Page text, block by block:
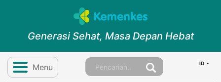
Generasi Sehat, Masa Depan Hebat
Menu ID